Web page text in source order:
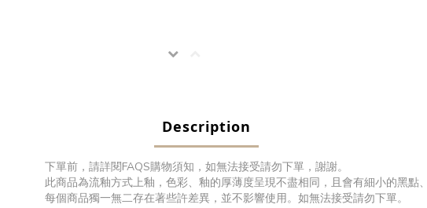
Description
下單前，請詳閱FAQS購物須知，如無法接受請勿下單，謝謝。
此商品為流釉方式上釉，色彩、釉的厚薄度呈現不盡相同，且會有細小的黑點
每個商品獨一無二存在著些許差異，並不影響使用。如無法接受請勿下單。